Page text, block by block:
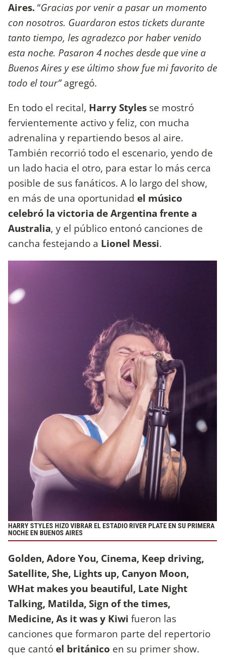
Aires.“Gracias por venir a pasar un momento
con nosotros. Guardaron estos tickets durante
tanto tiempo, les agradezco por haber venido
esta noche. Pasaron 4 noches desde que vine a
Buenos Aires y ese último show fue mi favorito de
todo el tour”agregó.
En todo el recital, Harry Styles se mostró
fervientemente activo y feliz, con mucha
adrenalina y repartiendo besos al aire.
También recorrió todo el escenario, yendo de
un lado hacia el otro, para estar lo más cerca
posible de sus fanáticos. A lo largo del show,
en más de una oportunidad el músico
celebró la victoria de Argentina frente a
Australia, y el público entonó canciones de
cancha festejando a Lionel Messi.
HARRY STYLES HIZO VIBRAR EL ESTADIO RIVER PLATE EN SU PRIMERA
NOCHE EN BUENOS AIRES
Golden, Adore You, Cinema, Keep driving,
Satellite, She, Lights up, Canyon Moon,
WHat makes you beautiful, Late Night
Talking, Matilda, Sign of the times,
Medicine, As it was y Kiwi fueron las
canciones que formaron parte del repertorio
que cantó el británico en su primer show.